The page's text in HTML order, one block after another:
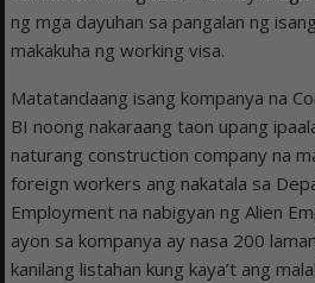
ng mga dayuhan sa pangalan ng
makakuha ng working visa.
Matatandaang isang kompanya na
BI noong nakaraang taon upang
naturang construction company na
foreign workers ang nakatala sa
Employment na nabigyan ng Alien
ayon sa kompanya ay nasa 200
kanilang listahan kung kaya’t ang